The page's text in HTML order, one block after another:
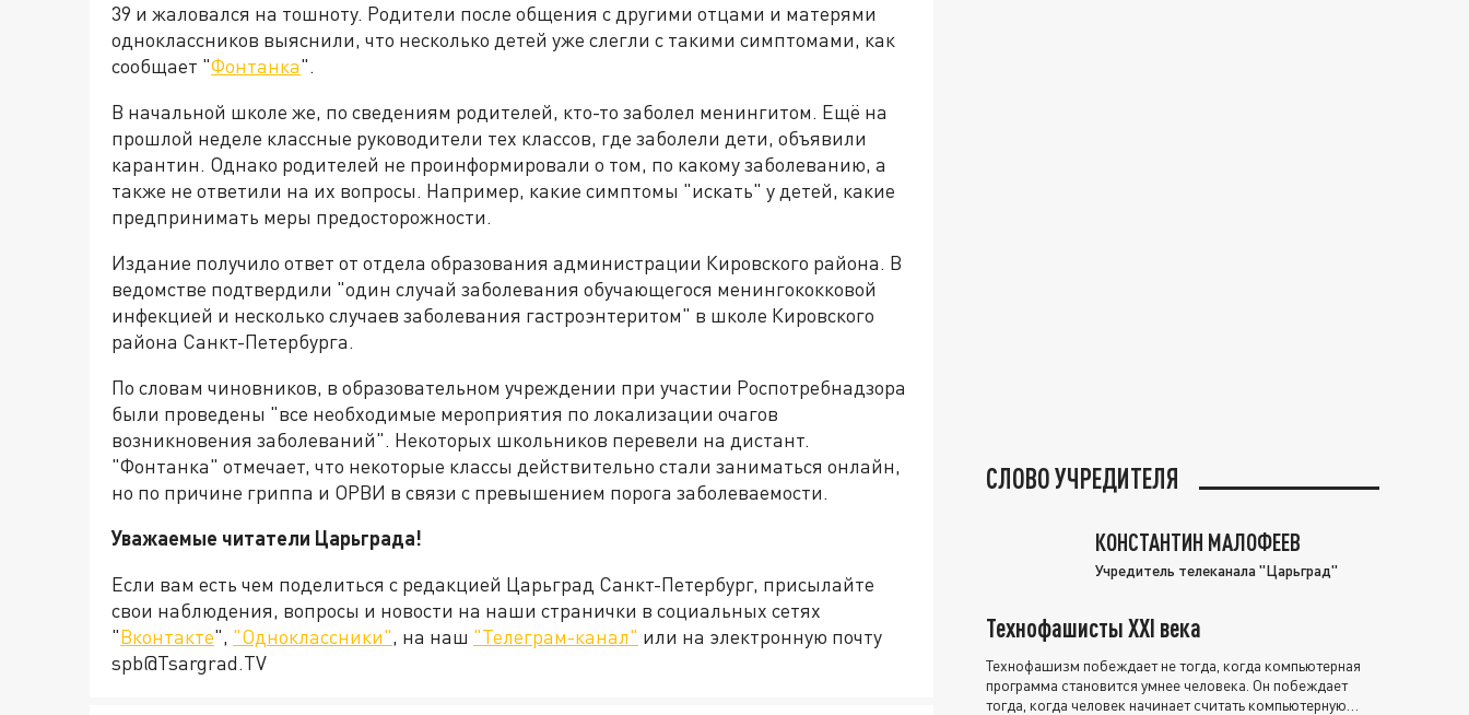
39 и жаловался на тошноту. Родители после общения с другими отцами и матерями
одноклассников выяснили, что несколько детей уже слегли с такими симптомами, как
сообщает "Фонтанка".
В начальной школе же, по сведениям родителей, кто-то заболел менингитом. Ещё на
прошлой неделе классные руководители тех классов, где заболели дети, объявили
карантин. Однако родителей не проинформировали о том, по какому заболеванию, а
также не ответили на их вопросы. Например, какие симптомы "искать" у детей, какие
предпринимать меры предосторожности.
Издание получило ответ от отдела образования администрации Кировского района. В
ведомстве подтвердили "один случай заболевания обучающегося менингококковой
инфекцией и несколько случаев заболевания гастроэнтеритом" в школе Кировского
района Санкт-Петербурга.
По словам чиновников, в образовательном учреждении при участии Роспотребнадзора
были проведены "все необходимые мероприятия по локализации очагов
возникновения заболеваний". Некоторых школьников перевели на дистант.
"Фонтанка" отмечает, что некоторые классы действительно стали заниматься онлайн,
но по причине гриппа и ОРВИ в связи с превышением порога заболеваемости.
Уважаемые читатели Царьграда!
Если вам есть чем поделиться с редакцией Царьград Санкт-Петербург, присылайте
свои наблюдения, вопросы и новости на наши странички в социальных сетях
"Вконтакте", "Одноклассники", на наш "Телеграм-канал" или на электронную почту
spb@Tsargrad.TV
СЛОВО УЧРЕДИТЕЛЯ
КОНСТАНТИН МАЛОФЕЕВ
Учредитель телеканала "Царьград"
Технофашисты XXI века
Технофашизм побеждает не тогда, когда компьютерная
программа становится умнее человека. Он побеждает
тогда, когда человек начинает считать компьютерную